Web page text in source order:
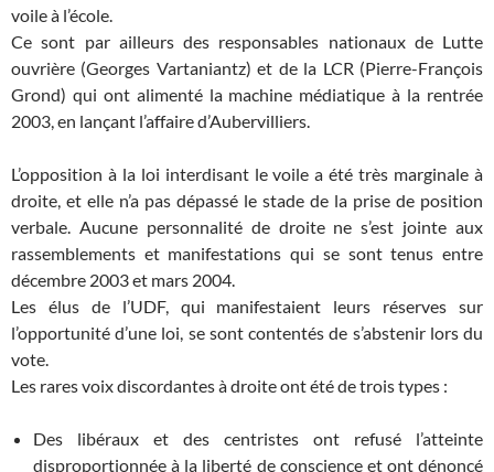
voile à l’école.
Ce sont par ailleurs des responsables nationaux de Lutte
ouvrière (Georges Vartaniantz) et de la LCR (Pierre-François
Grond) qui ont alimenté la machine médiatique à la rentrée
2003, en lançant l’affaire d’Aubervilliers.
L’opposition à la loi interdisant le voile a été très marginale à
droite, et elle n’a pas dépassé le stade de la prise de position
verbale. Aucune personnalité de droite ne s’est jointe aux
rassemblements et manifestations qui se sont tenus entre
décembre 2003 et mars 2004.
Les élus de l’UDF, qui manifestaient leurs réserves sur
l’opportunité d’une loi, se sont contentés de s’abstenir lors du
vote.
Les rares voix discordantes à droite ont été de trois types :
Des libéraux et des centristes ont refusé l’atteinte
disproportionnée à la liberté de conscience et ont dénoncé